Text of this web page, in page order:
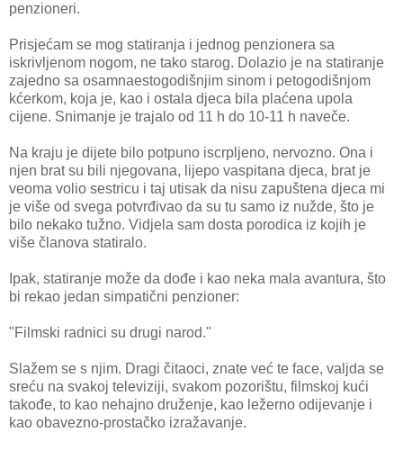
penzioneri.
Prisjećam se mog statiranja i jednog penzionera sa
iskrivljenom nogom, ne tako starog. Dolazio je na statiranje
zajedno sa osamnaestogodišnjim sinom i petogodišnjom
kćerkom, koja je, kao i ostala djeca bila plaćena upola
cijene. Snimanje je trajalo od 11 h do 10-11 h naveče.
Na kraju je dijete bilo potpuno iscrpljeno, nervozno. Ona i
njen brat su bili njegovana, lijepo vaspitana djeca, brat je
veoma volio sestricu i taj utisak da nisu zapuštena djeca mi
je više od svega potvrđivao da su tu samo iz nužde, što je
bilo nekako tužno. Vidjela sam dosta porodica iz kojih je
više članova statiralo.
Ipak, statiranje može da dođe i kao neka mala avantura, što
bi rekao jedan simpatični penzioner:
"Filmski radnici su drugi narod."
Slažem se s njim. Dragi čitaoci, znate već te face, valjda se
sreću na svakoj televiziji, svakom pozorištu, filmskoj kući
takođe, to kao nehajno druženje, kao ležerno odijevanje i
kao obavezno-prostačko izražavanje.